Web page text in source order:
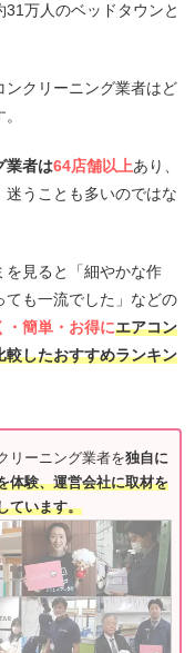
万人のベッドタウンと
クリーニング業者はど
業者は64店舗以上あり、
うことも多いのではな
を見ると「細やかな作
も一流でした」などの
・簡単・お得にエアコン
したおすすめランキン
リーニング業者を独自に
体験、運営会社に取材を
ています。